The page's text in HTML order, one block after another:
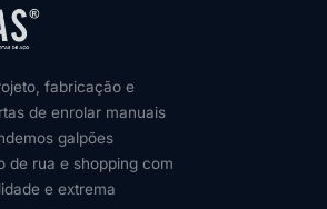
fabricação e
de enrolar manuais
galpões
de rua e shopping com
e extrema